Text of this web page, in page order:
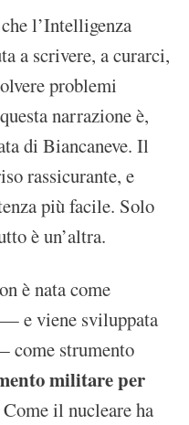
l’Intelligenza
a scrivere, a curarci,
problemi
narrazione è,
di Biancaneve. Il
rassicurante, e
più facile. Solo
è un’altra.
è nata come
— e viene sviluppata
come strumento
militare per
Come il nucleare ha